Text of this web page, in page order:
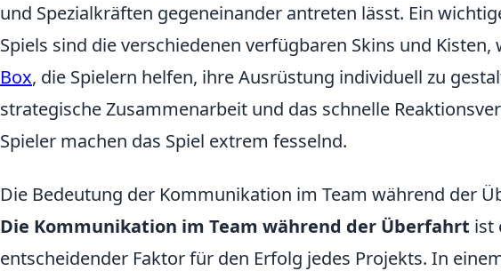
und Spezialkräften gegeneinander antreten lässt. Ein
Spiels sind die verschiedenen verfügbaren Skins und Kisten,
Box, die Spielern helfen, ihre Ausrüstung individuell zu
strategische Zusammenarbeit und das schnelle
Spieler machen das Spiel extrem fesselnd.
Die Bedeutung der Kommunikation im Team während der
Die Kommunikation im Team während der Überfahrt ist
entscheidender Faktor für den Erfolg jedes Projekts. In